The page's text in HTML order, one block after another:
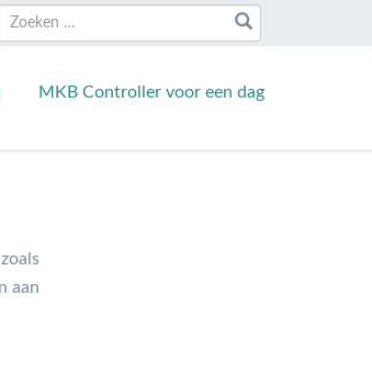
MKB Controller voor een dag
aan